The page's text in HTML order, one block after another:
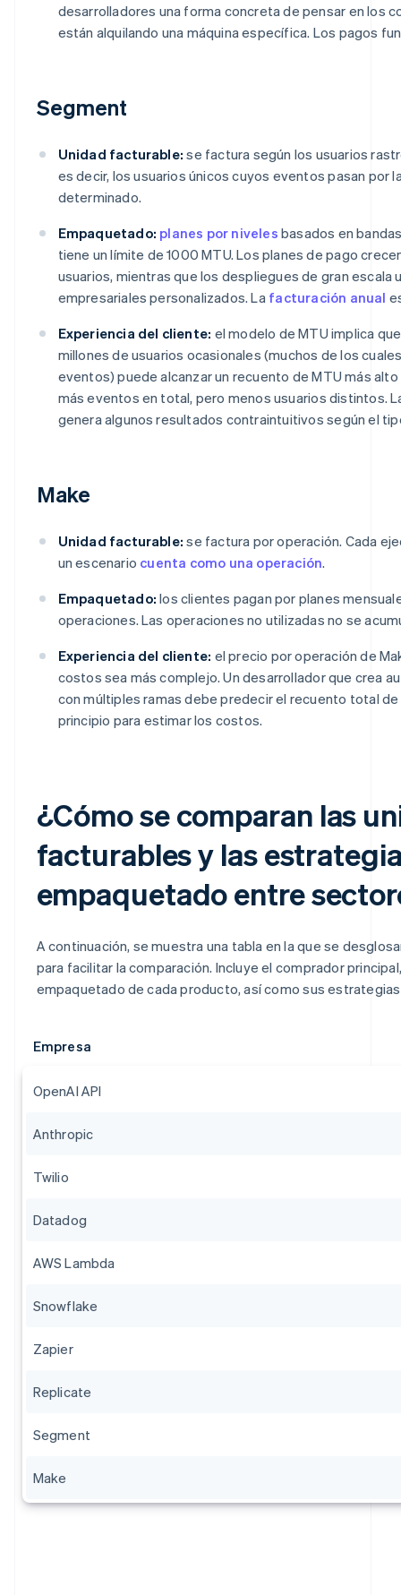
desarrolladores una forma concreta de pensar en los
están alquilando una máquina específica. Los pagos
Segment
Unidad facturable: se factura según los usuarios
es decir, los usuarios únicos cuyos eventos pasan por
determinado.
Empaquetado: planes por niveles basados en
tiene un límite de 1000 MTU. Los planes de pago
usuarios, mientras que los despliegues de gran escala
empresariales personalizados. La facturación anual
Experiencia del cliente: el modelo de MTU implica
millones de usuarios ocasionales (muchos de los
eventos) puede alcanzar un recuento de MTU más alto
más eventos en total, pero menos usuarios distintos.
genera algunos resultados contraintuitivos según el
Make
Unidad facturable: se factura por operación. Cada
un escenario cuenta como una operación.
Empaquetado: los clientes pagan por planes
operaciones. Las operaciones no utilizadas no se
Experiencia del cliente: el precio por operación de
costos sea más complejo. Un desarrollador que crea
con múltiples ramas debe predecir el recuento total
principio para estimar los costos.
¿Cómo se comparan las
facturables y las
empaquetado entre
A continuación, se muestra una tabla en la que se
para facilitar la comparación. Incluye el comprador
empaquetado de cada producto, así como sus
Empresa
OpenAI API
Anthropic
Twilio
Datadog
AWS Lambda
Snowflake
Zapier
Replicate
Segment
Make